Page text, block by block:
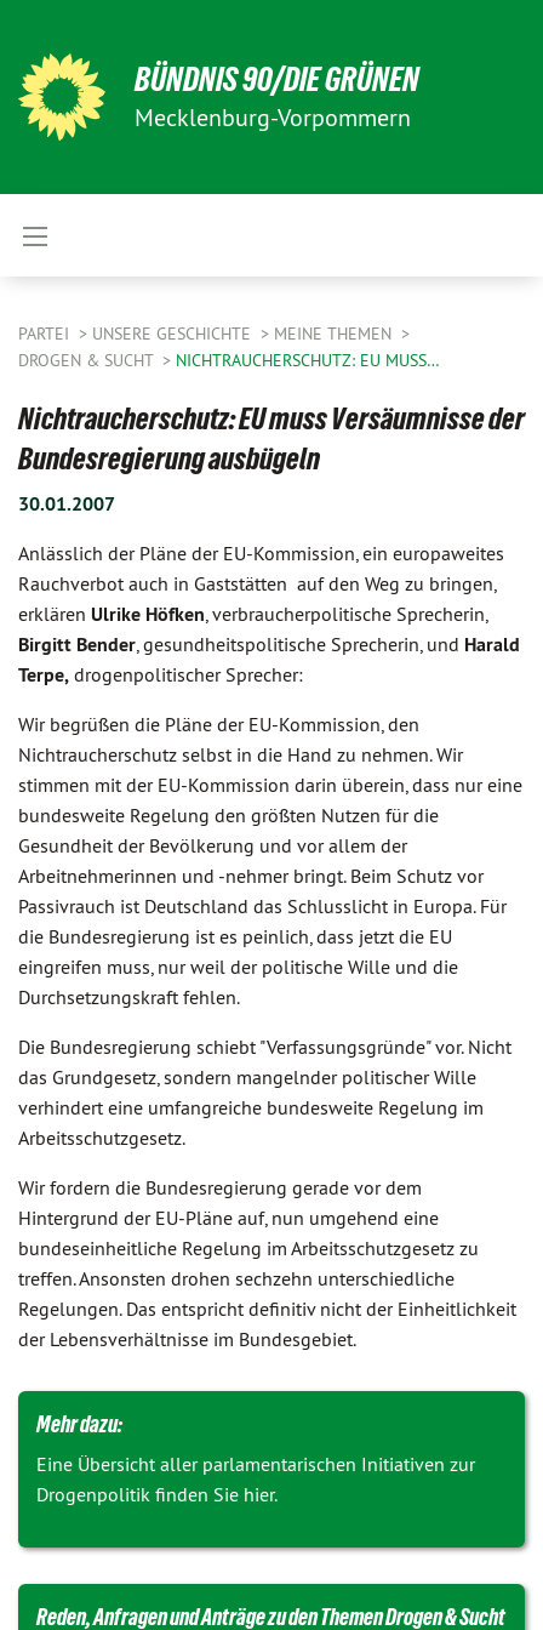
BÜNDNIS 90/DIE GRÜNEN
Mecklenburg-Vorpommern
PARTEI UNSERE GESCHICHTE
MEINE THEMEN
DROGEN & SUCHT
NICHTRAUCHERSCHUTZ: EU MUSS…
Nichtraucherschutz: EU muss Versäumnisse der
Bundesregierung ausbügeln
30.01.2007
Anlässlich der Pläne der EU-Kommission, ein europaweites
Rauchverbot auch in Gaststätten auf den Weg zu bringen,
erklären Ulrike Höfken, verbraucherpolitische Sprecherin,
Birgitt Bender, gesundheitspolitische Sprecherin, und Harald
Terpe, drogenpolitischer Sprecher:
Wir begrüßen die Pläne der EU-Kommission, den
Nichtraucherschutz selbst in die Hand zu nehmen. Wir
stimmen mit der EU-Kommission darin überein, dass nur eine
bundesweite Regelung den größten Nutzen für die
Gesundheit der Bevölkerung und vor allem der
Arbeitnehmerinnen und -nehmer bringt. Beim Schutz vor
Passivrauch ist Deutschland das Schlusslicht in Europa. Für
die Bundesregierung ist es peinlich, dass jetzt die EU
eingreifen muss, nur weil der politische Wille und die
Durchsetzungskraft fehlen.
Die Bundesregierung schiebt "Verfassungsgründe" vor. Nicht
das Grundgesetz, sondern mangelnder politischer Wille
verhindert eine umfangreiche bundesweite Regelung im
Arbeitsschutzgesetz.
Wir fordern die Bundesregierung gerade vor dem
Hintergrund der EU-Pläne auf, nun umgehend eine
bundeseinheitliche Regelung im Arbeitsschutzgesetz zu
treffen. Ansonsten drohen sechzehn unterschiedliche
Regelungen. Das entspricht definitiv nicht der Einheitlichkeit
der Lebensverhältnisse im Bundesgebiet.
Mehr dazu:
Eine Übersicht aller parlamentarischen Initiativen zur
Drogenpolitik finden Sie hier.
Reden, Anfragen und Anträge zu den Themen Drogen & Sucht